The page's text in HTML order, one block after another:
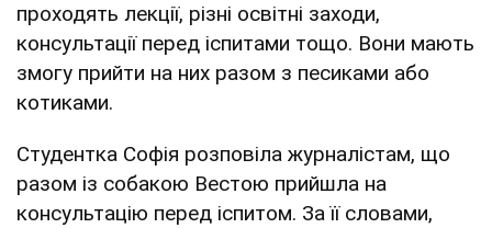
проходять лекції, різні освітні заходи,
консультації перед іспитами тощо. Вони мають
змогу прийти на них разом з песиками або
котиками.
Студентка Софія розповіла журналістам, що
разом із собакою Вестою прийшла на
консультацію перед іспитом. За її словами,